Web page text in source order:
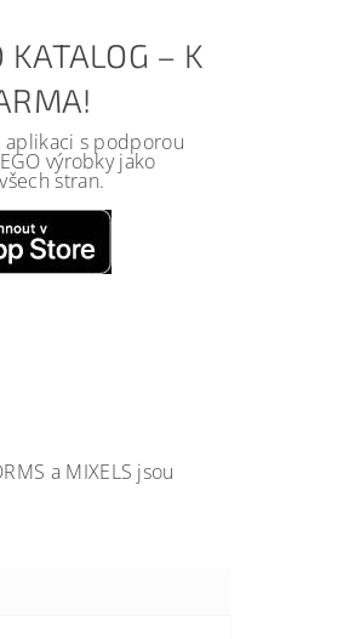
KATALOG – K
aplikaci s podporou
výrobky jako
stran.
a MIXELS jsou